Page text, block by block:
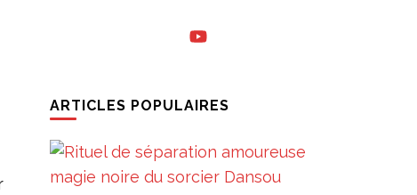
ARTICLES POPULAIRES